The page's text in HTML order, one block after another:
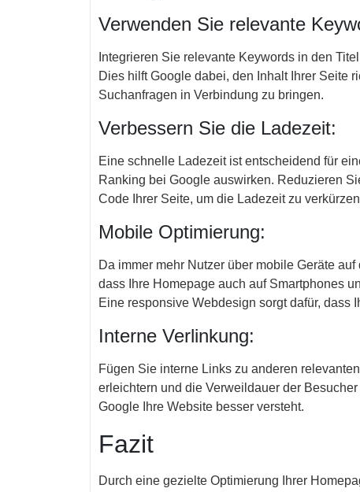
Verwenden Sie relevante
Integrieren Sie relevante Keywords in den
Dies hilft Google dabei, den Inhalt Ihrer Seite
Suchanfragen in Verbindung zu bringen.
Verbessern Sie die Ladezeit:
Eine schnelle Ladezeit ist entscheidend für
Ranking bei Google auswirken. Reduzieren
Code Ihrer Seite, um die Ladezeit zu
Mobile Optimierung:
Da immer mehr Nutzer über mobile Geräte
dass Ihre Homepage auch auf Smartphones
Eine responsive Webdesign sorgt dafür, dass
Interne Verlinkung:
Fügen Sie interne Links zu anderen
erleichtern und die Verweildauer der
Google Ihre Website besser versteht.
Fazit
Durch eine gezielte Optimierung Ihrer